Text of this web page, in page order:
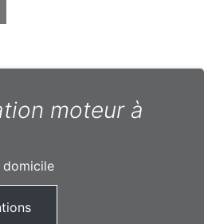
moteur à